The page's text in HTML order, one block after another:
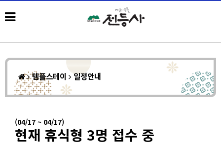
템플스테이 일정안내
(04/17 ~ 04/17)
현재 휴식형 3명 접수 중